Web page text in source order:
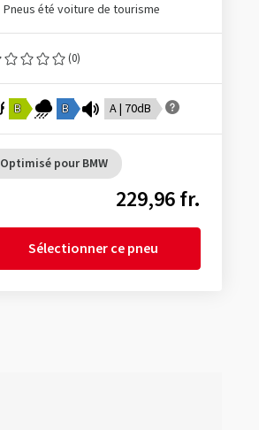
Pneus été voiture de tourisme
(0)
B B A | 70dB
Optimisé pour BMW
229,96 fr.
Sélectionner ce pneu